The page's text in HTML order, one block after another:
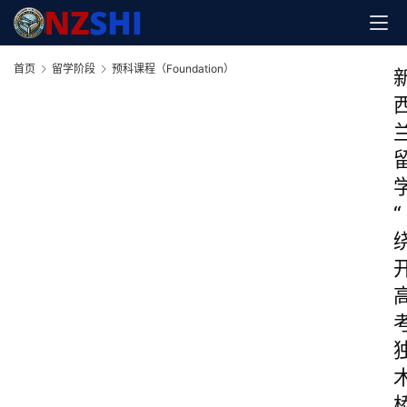
首页 留学阶段 预科课程（Foundation）
“